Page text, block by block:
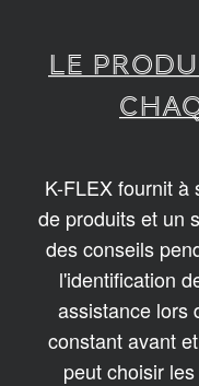
LE
K-FLEX fournit à
de produits et un
des conseils
l'identification
assistance lors
constant avant
peut choisir